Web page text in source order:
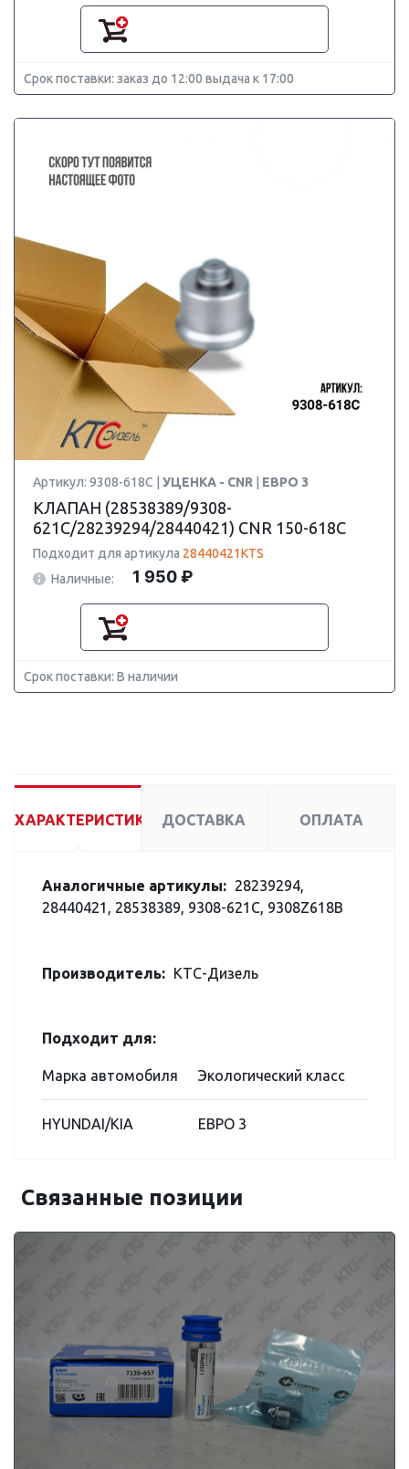
Срок поставки: заказ до 12:00 выдача к 17:00
Артикул: 9308-618C | УЦЕНКА - CNR ЕВРО 3
КЛАПАН (28538389/9308-
621C/28239294/28440421) CNR 150-618C
Подходит для артикула 28440421KTS
Наличные:
1 950 ₽
Срок поставки: В наличии
ХАРАКТЕРИСТИКИ ДОСТАВКА ОПЛАТА
Аналогичные артикулы: 28239294,
28440421, 28538389, 9308-621C, 9308Z618B
Производитель: КТС-Дизель
Подходит для:
Марка автомобиля Экологический класс
HYUNDAI/KIA ЕВРО 3
Связанные позиции